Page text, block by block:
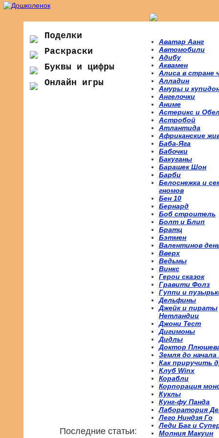
Поделки
Раскраски
Буквы и цифры
Онлайн игры
Последние статьи:
Аватар Аанг
Автомобили
Адибу
Аквамен
Алиса в стране
Алладин
Амуры и
Ангелочки
Аниме
Астерикс и
Астробой
Атлантида
Африканские
Баба-Яга
Бабочки
Бакуганы
Барашек Шон
Барби
Белоснежка и
гномов
Бен 10
Бернард
Боб строитель
Болт и Блип
Братц
Бэтмен
Валентинов
Вверх
Ведьмы
Винкс
Герои сказок
Гравити Фолз
Гуппи и
Дельфины
Джейк и пираты
Нетландии
Джони Тест
Дигимоны
Дидлы
Доктор
Земля до начала
Как приручить
Клуб Winx
Корабли
Корпорация
Куклы
Кунг-фу Панда
Лаборатория
Лего Ниндзя Го
Леди Баг и
Молния Макуин